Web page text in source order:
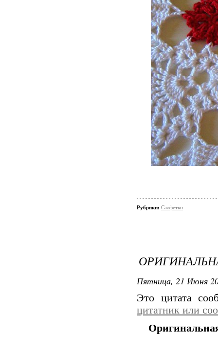
Рубрики: Салфетки
Пятница, 21 Июня
Это цитата
цитатник или